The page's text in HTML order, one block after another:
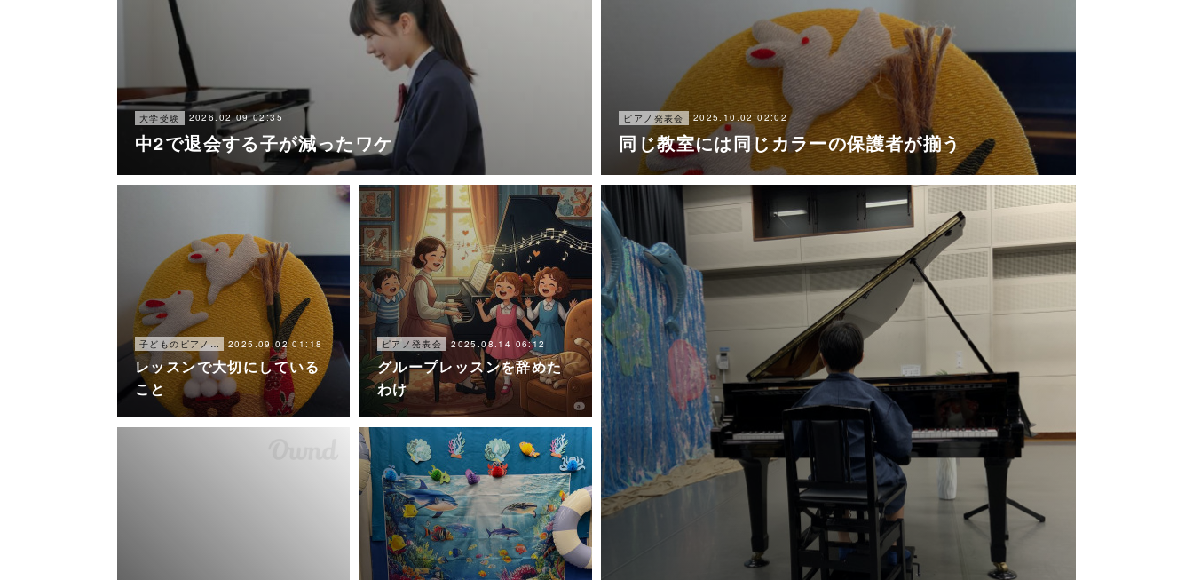
大学受験 2026.02.09 02:35
中2で退会する子が減ったワケ
ピアノ発表会 2025.10.02 02:02
同じ教室には同じカラーの保護者が揃う
子どものピアノレッスン 2025.09.02 01:18
レッスンで大切にしている
こと
ピアノ発表会 2025.08.14 06:12
グループレッスンを辞めた
わけ